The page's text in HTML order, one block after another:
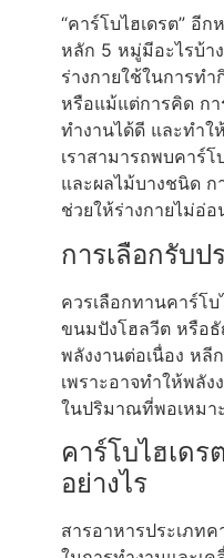
“คาร์โบไฮเดรต” อี
หลัก 5 หมู่มีอะไรบ้า
ร่างกายใช้ในการทำ
หรือแม้แต่การคิด กา
ทำงานได้ดี และทำใ
เราสามารถพบคาร์โ
และผลไม้บางชนิด ก
ช่วยให้ร่างกายไม่อ่
การเลือกรับป
ควรเลือกทานคาร์โบ
ขนมปังโฮลวีต หรือ
พลังงานต่อเนื่อง หลี
เพราะอาจทำให้พลัง
ในปริมาณที่พอเหมา
คาร์โบไฮเด
อย่างไร
สารอาหารประเภทค